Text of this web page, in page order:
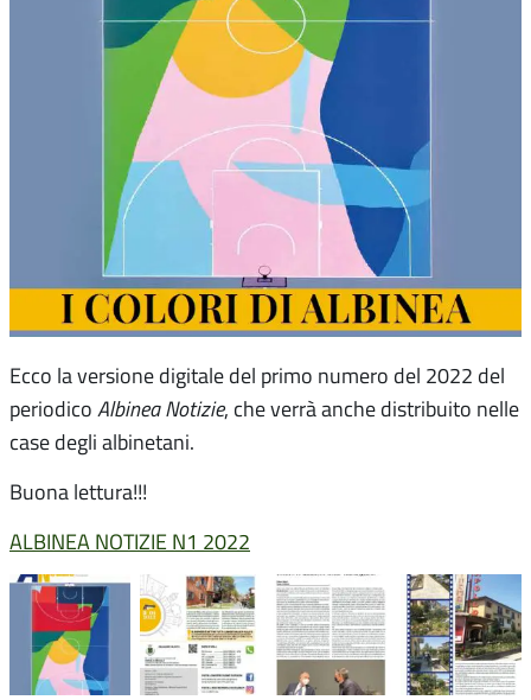
Ecco la versione digitale del primo numero del 2022 del
periodico Albinea Notizie, che verrà anche distribuito nelle
case degli albinetani.
Buona lettura!!!
ALBINEA NOTIZIE N1 2022